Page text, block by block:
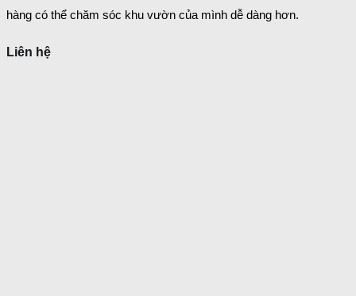
hàng có thể chăm sóc khu vườn của mình dễ dàng hơn.
Liên hệ